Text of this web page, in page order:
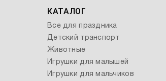
КАТАЛОГ
Все для праздника
Детский транспорт
Животные
Игрушки для малышей
Игрушки для мальчиков